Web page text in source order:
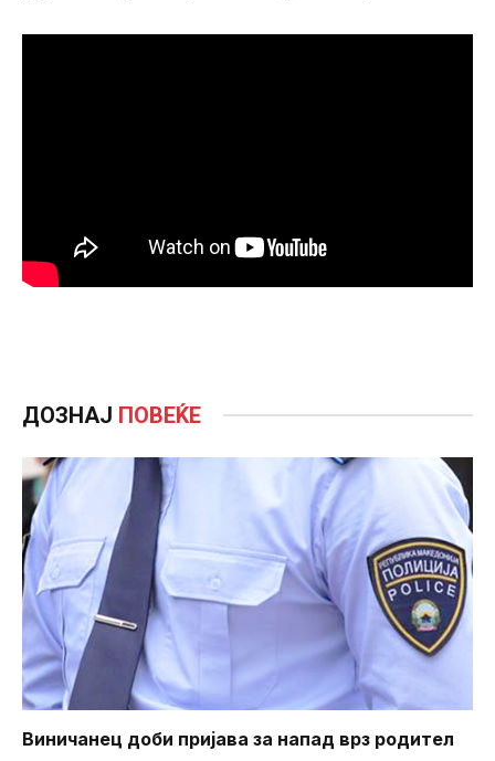
ДОЗНАЈ ПОВЕЌЕ
Виничанец доби пријава за напад врз родител